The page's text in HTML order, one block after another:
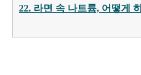
22. 라면 속 나트륨, 어떻게